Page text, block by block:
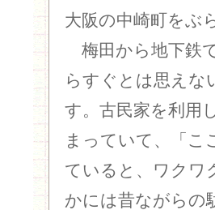
大阪の中崎町をぶ
梅田から地下鉄
らすぐとは思えな
す。古民家を利用
まっていて、「こ
ていると、ワクワ
かには昔ながらの